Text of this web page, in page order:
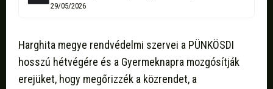
29/05/2026
Harghita megye rendvédelmi szervei a PÜNKÖSDI
hosszú hétvégére és a Gyermeknapra mozgósítják
erejüket, hogy megőrizzék a közrendet, a